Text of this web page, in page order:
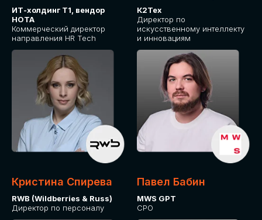
ИТ-холдинг Т1, вендор
НОТА
Коммерческий директор
направления HR Tech
К2Тех
Директор по
искусственному интеллекту
и инновациям
Кристина Спирева
RWB (Wildberries & Russ)
Директор по персоналу
Павел Бабин
MWS GPT
CPO